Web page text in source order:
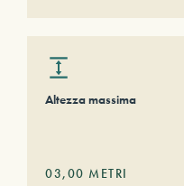
Altezza massima
03,00 METRI